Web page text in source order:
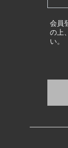
会員
の上
い。